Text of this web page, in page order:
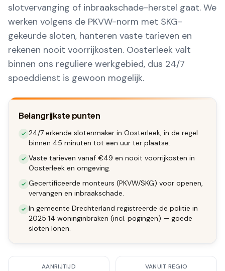
slotvervanging of inbraakschade-herstel gaat. We
werken volgens de PKVW-norm met SKG-
gekeurde sloten, hanteren vaste tarieven en
rekenen nooit voorrijkosten. Oosterleek valt
binnen ons reguliere werkgebied, dus 24/7
spoeddienst is gewoon mogelijk.
Belangrijkste punten
24/7 erkende slotenmaker in Oosterleek, in de regel
binnen 45 minuten tot een uur ter plaatse.
Vaste tarieven vanaf €49 en nooit voorrijkosten in
Oosterleek en omgeving.
Gecertificeerde monteurs (PKVW/SKG) voor openen,
vervangen en inbraakschade.
In gemeente Drechterland registreerde de politie in
2025 14 woninginbraken (incl. pogingen) — goede
sloten lonen.
AANRIJTIJD VANUIT REGIO